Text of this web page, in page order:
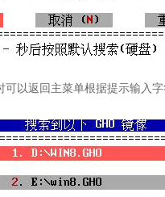
返回主菜单根据提示输入字